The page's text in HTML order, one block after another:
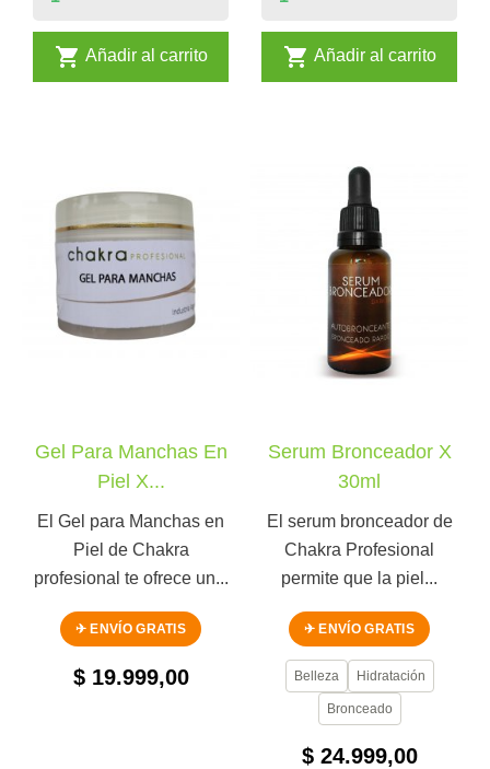
 Añadir al carrito  Añadir al carrito
Gel Para Manchas En
Piel X...
El Gel para Manchas en
Piel de Chakra
profesional te ofrece un...
✈ ENVÍO GRATIS
$ 19.999,00
Serum Bronceador X
30ml
El serum bronceador de
Chakra Profesional
permite que la piel...
✈ ENVÍO GRATIS
Belleza Hidratación
Bronceado
$ 24.999,00